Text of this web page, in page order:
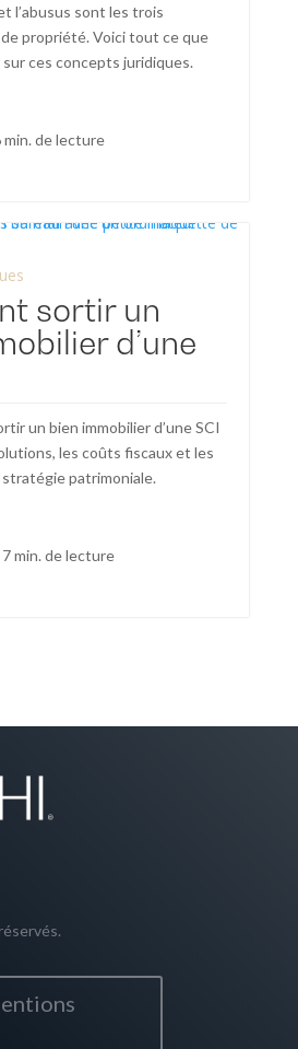
l’abusus sont les trois
propriété. Voici tout ce que
ces concepts juridiques.
min. de lecture
sortir un
d’une
un bien immobilier d’une SCI
les coûts fiscaux et les
patrimoniale.
7 min. de lecture